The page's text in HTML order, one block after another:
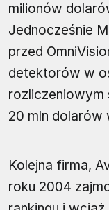
milionów
Jednocześnie
przed
detektorów w
rozliczeniowym
20 mln dolarów
Kolejna firma,
roku 2004